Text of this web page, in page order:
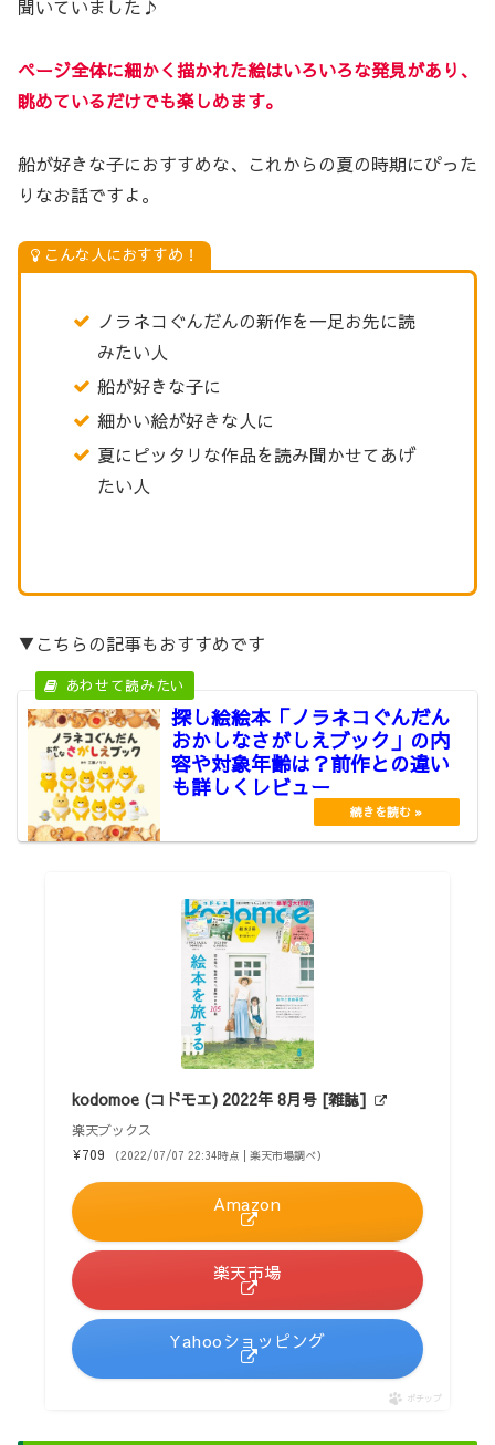
聞いていました♪
ページ全体に細かく描かれた絵はいろいろな発見があり、
眺めているだけでも楽しめます。
船が好きな子におすすめな、これからの夏の時期にぴった
りなお話ですよ。
こんな人におすすめ！
ノラネコぐんだんの新作を一足お先に読
みたい人
船が好きな子に
細かい絵が好きな人に
夏にピッタリな作品を読み聞かせてあげ
たい人
▼こちらの記事もおすすめです
探し絵絵本「ノラネコぐんだん
おかしなさがしえブック」の内
容や対象年齢は？前作との違い
も詳しくレビュー
kodomoe (コドモエ) 2022年 8月号 [雑誌]
楽天ブックス
¥709
（2022/07/07 22:34時点 | 楽天市場調べ）
Amazon
楽天市場
Yahooショッピング
ポチップ